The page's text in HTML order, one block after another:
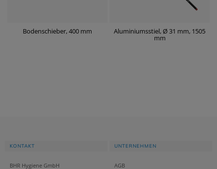
Bodenschieber, 400 mm Aluminiumsstiel, Ø 31 mm, 1505
mm
KONTAKT
BHR Hygiene GmbH
UNTERNEHMEN
AGB